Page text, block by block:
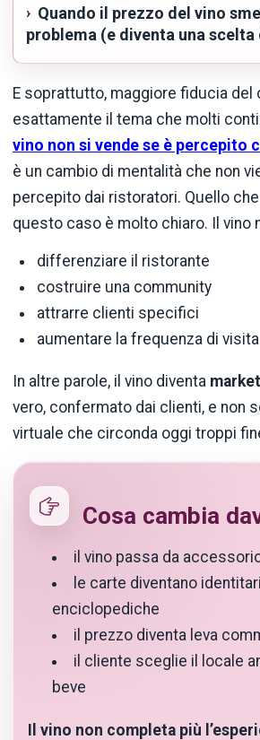
Quando il prezzo del vino
problema (e diventa una
E soprattutto, maggiore fiducia del
esattamente il tema che molti
vino non si vende se è percepito
è un cambio di mentalità che non
percepito dai ristoratori. Quello
questo caso è molto chiaro. Il vino
differenziare il ristorante
costruire una community
attrarre clienti specifici
aumentare la frequenza di visita
In altre parole, il vino diventa
vero, confermato dai clienti, e non
virtuale che circonda oggi troppi
Cosa cambia
il vino passa da
le carte diventano
enciclopediche
il prezzo diventa leva
il cliente sceglie il locale
beve
Il vino non completa più